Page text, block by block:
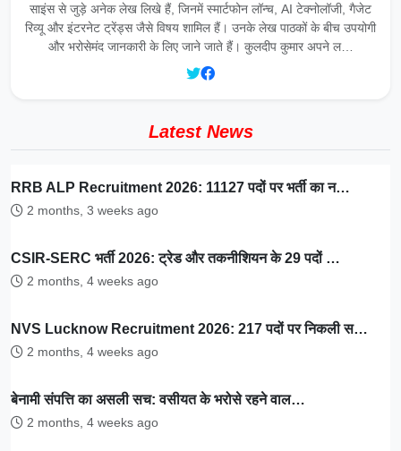
साइंस से जुड़े अनेक लेख लिखे हैं, जिनमें स्मार्टफोन लॉन्च, AI टेक्नोलॉजी, गैजेट
रिव्यू और इंटरनेट ट्रेंड्स जैसे विषय शामिल हैं। उनके लेख पाठकों के बीच उपयोगी
और भरोसेमंद जानकारी के लिए जाने जाते हैं। कुलदीप कुमार अपने ल…
Latest News
RRB ALP Recruitment 2026: 11127 पदों पर भर्ती का न…
2 months, 3 weeks ago
CSIR-SERC भर्ती 2026: ट्रेड और तकनीशियन के 29 पदों …
2 months, 4 weeks ago
NVS Lucknow Recruitment 2026: 217 पदों पर निकली स…
2 months, 4 weeks ago
बेनामी संपत्ति का असली सच: वसीयत के भरोसे रहने वाल…
2 months, 4 weeks ago